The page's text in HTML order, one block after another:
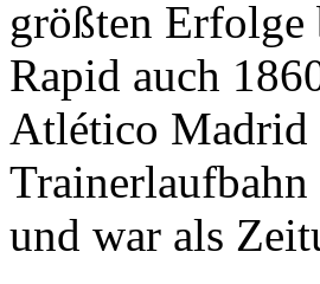
größten Erfolge
Rapid auch
Atlético Madrid
und war als